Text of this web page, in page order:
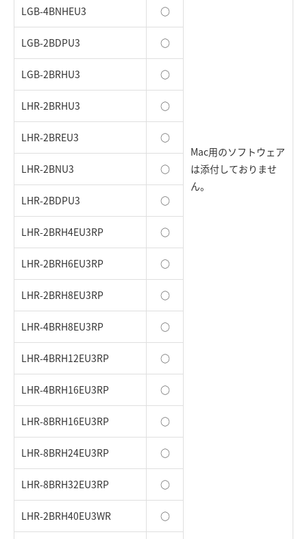
Mac用のソフトウェア
は添付しておりませ
ん。
LGB-4BNHEU3 ○
LGB-2BDPU3 ○
LGB-2BRHU3 ○
LHR-2BRHU3 ○
LHR-2BREU3 ○
LHR-2BNU3 ○
LHR-2BDPU3 ○
LHR-2BRH4EU3RP ○
LHR-2BRH6EU3RP ○
LHR-2BRH8EU3RP ○
LHR-4BRH8EU3RP ○
LHR-4BRH12EU3RP ○
LHR-4BRH16EU3RP ○
LHR-8BRH16EU3RP ○
LHR-8BRH24EU3RP ○
LHR-8BRH32EU3RP ○
LHR-2BRH40EU3WR ○